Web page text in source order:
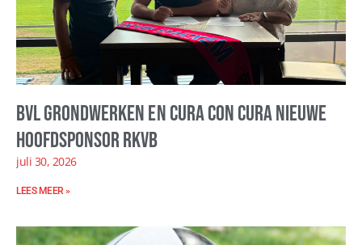
BVL Grondwerken en Cura con Cura nieuwe
hoofdsponsor RKVB
juli 30, 2026
LEES MEER »